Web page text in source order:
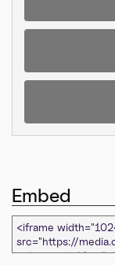
Embed